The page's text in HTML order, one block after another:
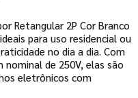
Retangular 2P Cor Branco
para uso residencial ou
no dia a dia. Com
de 250V, elas são
eletrônicos com